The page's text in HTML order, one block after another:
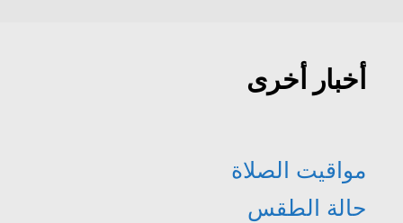
أخبار أخرى
مواقيت الصلاة
حالة الطقس